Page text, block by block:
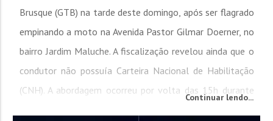
Brusque (GTB) na tarde deste domingo, após ser flagrado
empinando a moto na Avenida Pastor Gilmar Doerner, no
bairro Jardim Maluche. A fiscalização revelou ainda que o
condutor não possuía Carteira Nacional de Habilitação
(CNH). A abordagem ocorreu por volta das 15h durante
Continuar lendo...